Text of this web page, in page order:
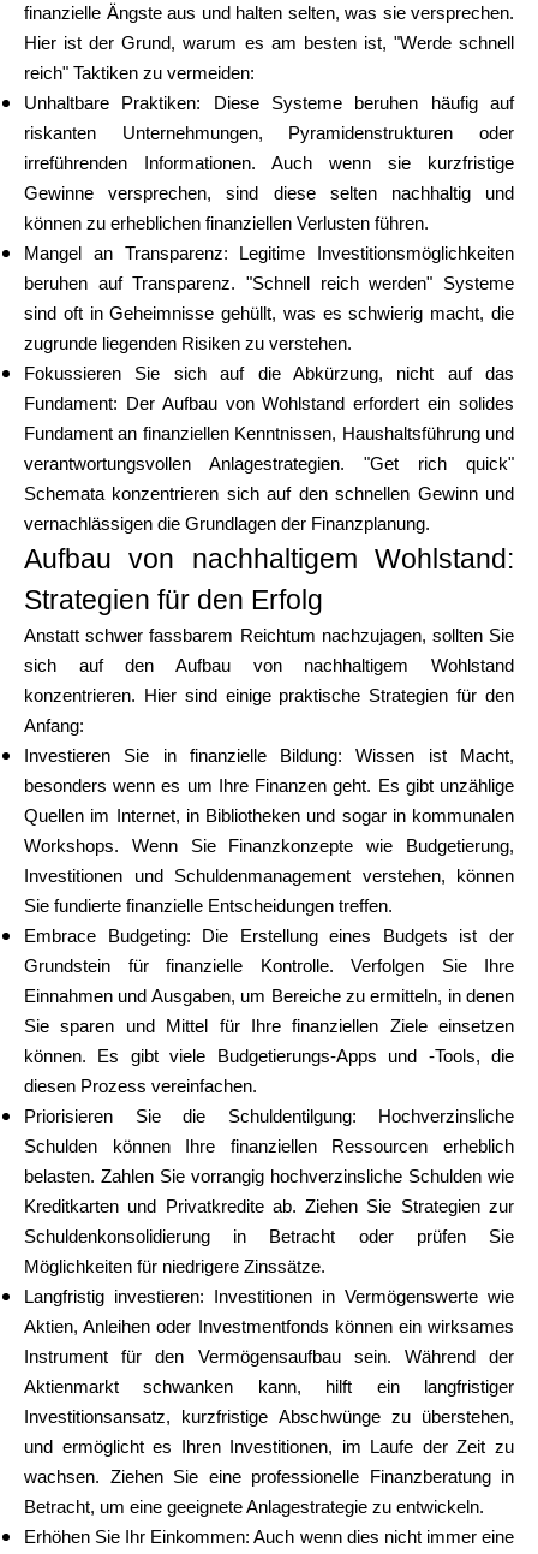
Kontaktieren Sie uns
Hilfe
Mein Konto
Finanzierung erhalten
ask@scrambleup.com
+372 712 2955
finanzielle Ängste aus und halten selten, was sie versprechen.
Hier ist der Grund, warum es am besten ist, "Werde schnell
reich" Taktiken zu vermeiden:
Unhaltbare Praktiken: Diese Systeme beruhen häufig auf
riskanten Unternehmungen, Pyramidenstrukturen oder
irreführenden Informationen. Auch wenn sie kurzfristige
Gewinne versprechen, sind diese selten nachhaltig und
können zu erheblichen finanziellen Verlusten führen.
Mangel an Transparenz: Legitime Investitionsmöglichkeiten
beruhen auf Transparenz. "Schnell reich werden" Systeme
sind oft in Geheimnisse gehüllt, was es schwierig macht, die
zugrunde liegenden Risiken zu verstehen.
Fokussieren Sie sich auf die Abkürzung, nicht auf das
Fundament: Der Aufbau von Wohlstand erfordert ein solides
Fundament an finanziellen Kenntnissen, Haushaltsführung und
verantwortungsvollen Anlagestrategien. "Get rich quick"
Schemata konzentrieren sich auf den schnellen Gewinn und
vernachlässigen die Grundlagen der Finanzplanung.
Aufbau von nachhaltigem Wohlstand:
Strategien für den Erfolg
Anstatt schwer fassbarem Reichtum nachzujagen, sollten Sie
sich auf den Aufbau von nachhaltigem Wohlstand
konzentrieren. Hier sind einige praktische Strategien für den
Anfang:
Investieren Sie in finanzielle Bildung: Wissen ist Macht,
besonders wenn es um Ihre Finanzen geht. Es gibt unzählige
Quellen im Internet, in Bibliotheken und sogar in kommunalen
Workshops. Wenn Sie Finanzkonzepte wie Budgetierung,
Investitionen und Schuldenmanagement verstehen, können
Sie fundierte finanzielle Entscheidungen treffen.
Embrace Budgeting: Die Erstellung eines Budgets ist der
Grundstein für finanzielle Kontrolle. Verfolgen Sie Ihre
Einnahmen und Ausgaben, um Bereiche zu ermitteln, in denen
Sie sparen und Mittel für Ihre finanziellen Ziele einsetzen
können. Es gibt viele Budgetierungs-Apps und -Tools, die
diesen Prozess vereinfachen.
Priorisieren Sie die Schuldentilgung: Hochverzinsliche
Schulden können Ihre finanziellen Ressourcen erheblich
belasten. Zahlen Sie vorrangig hochverzinsliche Schulden wie
Kreditkarten und Privatkredite ab. Ziehen Sie Strategien zur
Schuldenkonsolidierung in Betracht oder prüfen Sie
Möglichkeiten für niedrigere Zinssätze.
Langfristig investieren: Investitionen in Vermögenswerte wie
Aktien, Anleihen oder Investmentfonds können ein wirksames
Instrument für den Vermögensaufbau sein. Während der
Aktienmarkt schwanken kann, hilft ein langfristiger
Investitionsansatz, kurzfristige Abschwünge zu überstehen,
und ermöglicht es Ihren Investitionen, im Laufe der Zeit zu
wachsen. Ziehen Sie eine professionelle Finanzberatung in
Betracht, um eine geeignete Anlagestrategie zu entwickeln.
Erhöhen Sie Ihr Einkommen: Auch wenn dies nicht immer eine